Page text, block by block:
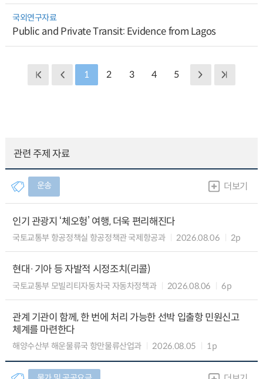
국외연구자료
Public and Private Transit: Evidence from Lagos
1 2 3 4 5
관련 주제 자료
운송 더보기
인기 관광지 ‘체오헝’ 여행, 더욱 편리해진다
국토교통부 항공정책실 항공정책관 국제항공과 2026.08.06 2p
현대·기아 등 자발적 시정조치(리콜)
국토교통부 모빌리티자동차국 자동차정책과 2026.08.06 6p
관계 기관이 함께, 한 번에 처리 가능한 선박 입출항 민원신고
체계를 마련한다
해양수산부 해운물류국 항만물류산업과 2026.08.05 1p